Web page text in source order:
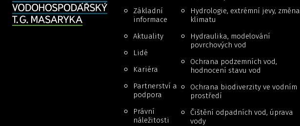
Základní
informace
Aktuality
Lidé
Kariéra
Partnerství a
podpora
Právní
náležitosti
Hydrologie, extrémní jevy, změna
klimatu
Hydraulika, modelování
povrchových vod
Ochrana podzemních vod,
hodnocení stavu vod
Ochrana biodiverzity ve vodním
prostředí
Čištění odpadních vod, úprava
vody